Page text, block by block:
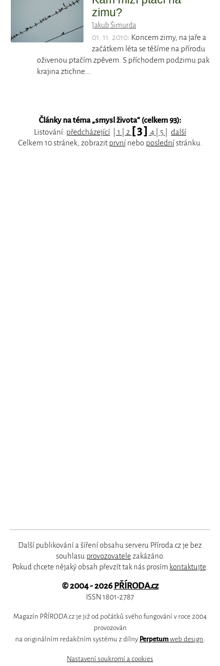
zimu?
Jakub Šimurda
01. 11. 2010: Koncem zimy, na jaře a
začátkem léta se těšíme na přírodu
oživenou ptačím zpěvem. S příchodem podzimu pak
krajina ztichne.…
Články na téma „smysl života“ (celkem 93):
Listování: předcházející 1 2 [ 3 ] 4 5
další
Celkem 10 stránek, zobrazitprvnínebo poslednístránku.
Další publikování a šíření obsahu serveru Příroda.cz je bez
souhlasu provozovatele zakázáno.
Pokud chcete nějaký obsah převzít tak nás prosím kontaktujte.
© 2004 - 2026PŘÍRODA.cz
ISSN 1801-2787
Magazín PŘÍRODA.cz je již od počátků svého fungování v roce 2004
provozován
na originálním redakčním systému z dílny Perpetum web design
Nastavení soukromí a cookies